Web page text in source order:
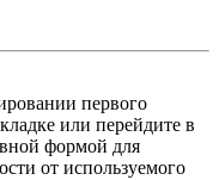
первого
или перейдите в
формой для
от используемого